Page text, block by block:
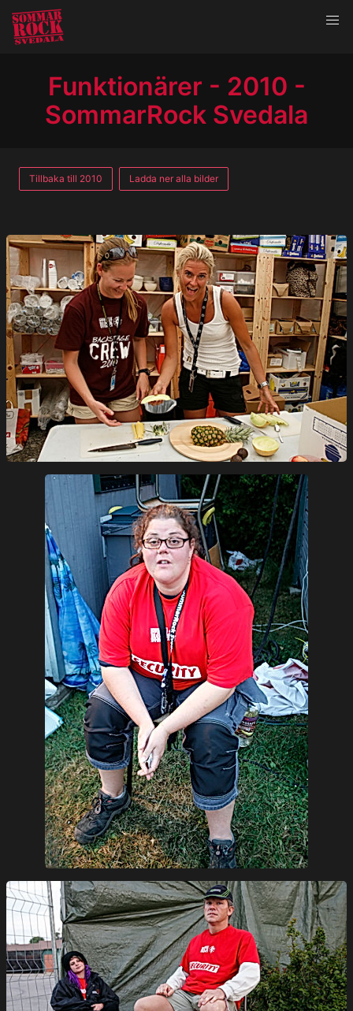
Funktionärer - 2010 -
SommarRock Svedala
Tillbaka till 2010 Ladda ner alla bilder